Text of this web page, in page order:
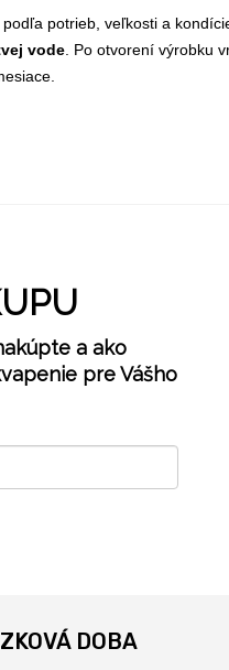
potrieb, veľkosti a
vode . Po otvorení výrobku
a ako
pre Vášho
DOBA